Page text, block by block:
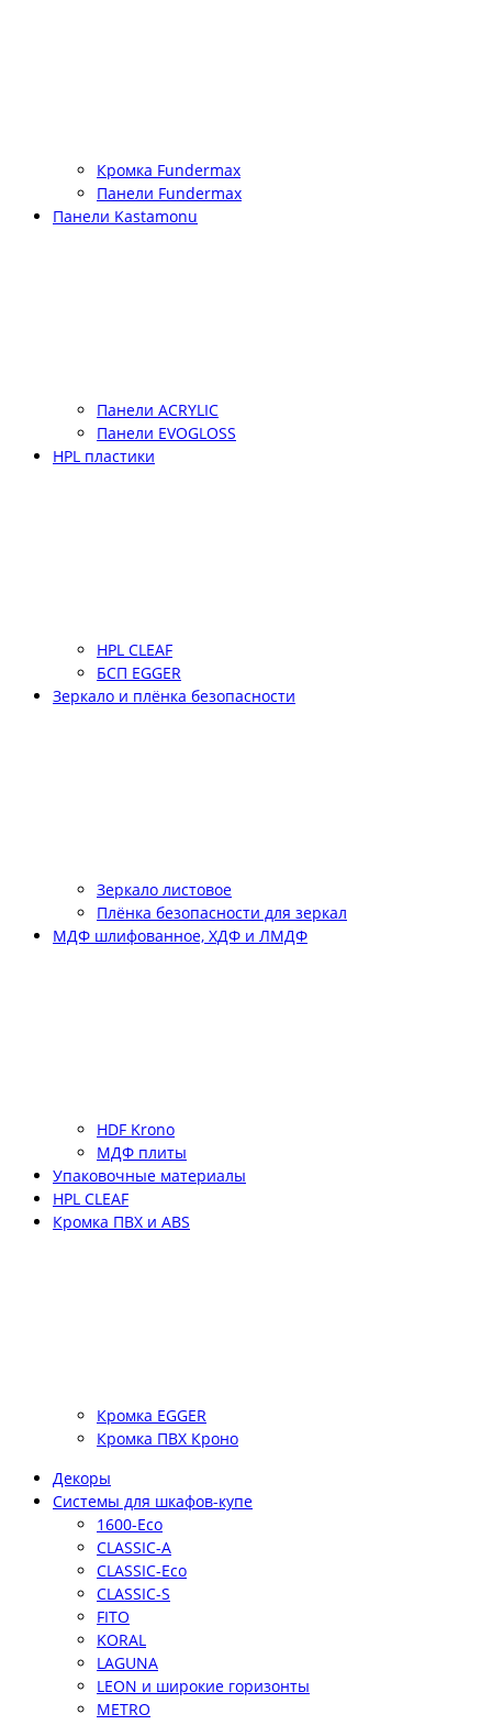
Кромка Fundermax
Панели Fundermax
Панели Kastamonu
Панели ACRYLIC
Панели EVOGLOSS
HPL пластики
HPL CLEAF
БСП EGGER
Зеркало и плёнка безопасности
Зеркало листовое
Плёнка безопасности для зеркал
МДФ шлифованное, ХДФ и ЛМДФ
HDF Krono
МДФ плиты
Упаковочные материалы
HPL CLEAF
Кромка ПВХ и ABS
Кромка EGGER
Кромка ПВХ Кроно
Декоры
Системы для шкафов-купе
1600-Eco
CLASSIC-A
CLASSIC-Eco
CLASSIC-S
FITO
KORAL
LAGUNA
LEON и широкие горизонты
METRO